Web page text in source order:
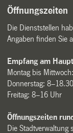
Öffnungszeiten
Die Dienststellen
Angaben finden Sie
Empfang am
Montag bis
Donnerstag:
Freitag: 8–16 Uhr
Öffnungszeiten
Die Stadtverwaltung